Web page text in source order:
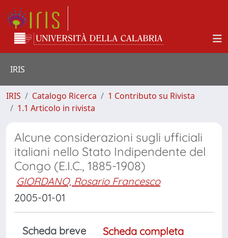
IRIS
IRIS Catalogo Ricerca
1 Contributo su Rivista
1.1 Articolo in rivista
Alcune considerazioni sugli ufficiali
italiani nello Stato Indipendente del
Congo (E.I.C., 1885-1908)
GIORDANO, Rosario Francesco
2005-01-01
Scheda breve
Scheda completa